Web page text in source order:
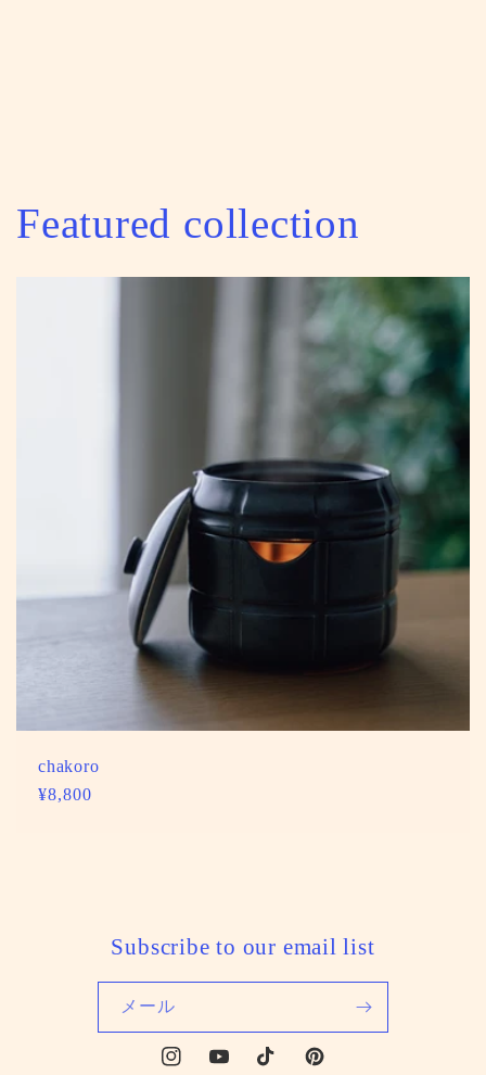
Featured collection
chakoro
通
¥8,800
Subscribe to our email list
メール
InstagramYouTubeTikTok Pinterest